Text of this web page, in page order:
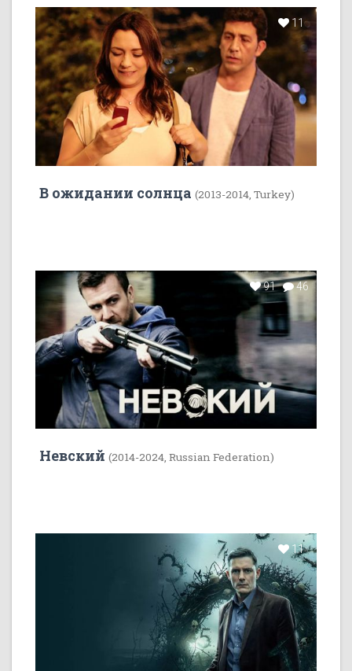
11
В ожидании солнца (2013-2014, Turkey)
91 46
Невский (2014-2024, Russian Federation)
11